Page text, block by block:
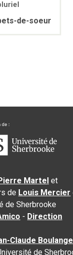
de-soeur
Martel et
de Louis Mercier
de Sherbrooke
- Direction
Claude
de